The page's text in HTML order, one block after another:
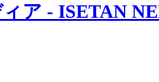
ア - ISETAN